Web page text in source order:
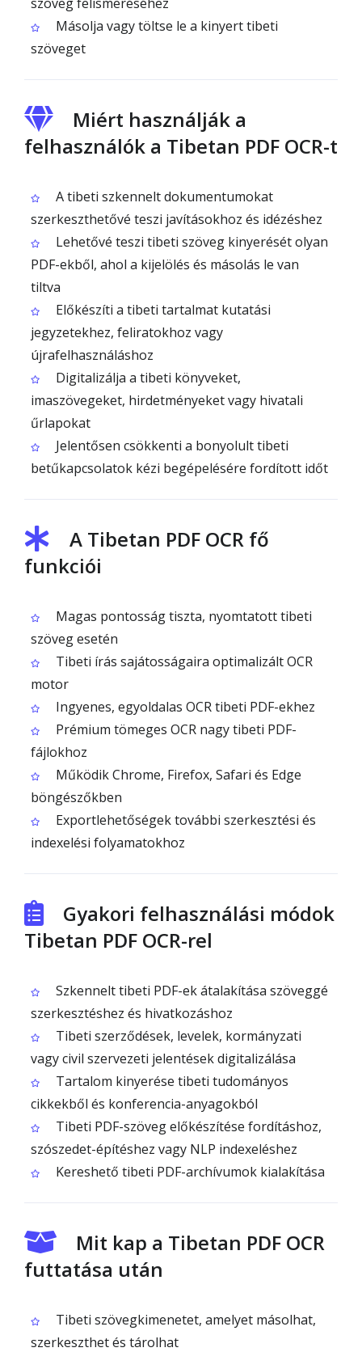
Másolja vagy töltse le a kinyert tibeti
szöveget
Miért használják a
felhasználók a Tibetan PDF OCR-t
A tibeti szkennelt dokumentumokat
szerkeszthetővé teszi javításokhoz és idézéshez
Lehetővé teszi tibeti szöveg kinyerését olyan
PDF-ekből, ahol a kijelölés és másolás le van
tiltva
Előkészíti a tibeti tartalmat kutatási
jegyzetekhez, feliratokhoz vagy
újrafelhasználáshoz
Digitalizálja a tibeti könyveket,
imaszövegeket, hirdetményeket vagy hivatali
űrlapokat
Jelentősen csökkenti a bonyolult tibeti
betűkapcsolatok kézi begépelésére fordított időt
A Tibetan PDF OCR fő
funkciói
Magas pontosság tiszta, nyomtatott tibeti
szöveg esetén
Tibeti írás sajátosságaira optimalizált OCR
motor
Ingyenes, egyoldalas OCR tibeti PDF-ekhez
Prémium tömeges OCR nagy tibeti PDF-
fájlokhoz
Működik Chrome, Firefox, Safari és Edge
böngészőkben
Exportlehetőségek további szerkesztési és
indexelési folyamatokhoz
Gyakori felhasználási módok
Tibetan PDF OCR-rel
Szkennelt tibeti PDF-ek átalakítása szöveggé
szerkesztéshez és hivatkozáshoz
Tibeti szerződések, levelek, kormányzati
vagy civil szervezeti jelentések digitalizálása
Tartalom kinyerése tibeti tudományos
cikkekből és konferencia-anyagokból
Tibeti PDF-szöveg előkészítése fordításhoz,
szószedet-építéshez vagy NLP indexeléshez
Kereshető tibeti PDF-archívumok kialakítása
Mit kap a Tibetan PDF OCR
futtatása után
Tibeti szövegkimenetet, amelyet másolhat,
szerkeszthet és tárolhat